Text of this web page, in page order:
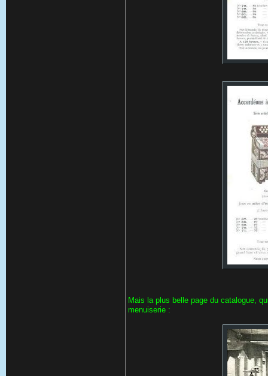
Mais la plus belle page du catalogue,
menuiserie :